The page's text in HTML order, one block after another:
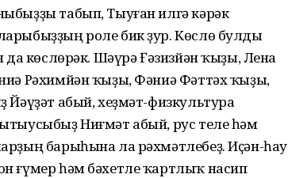
табып, Тыуған илгә кәрәк
роле бик ҙур. Көслө булды
көслөрәк. Шәүрә Ғәзизйән ҡыҙы, Лена
Рәхимйән ҡыҙы, Фәниә Фәттәх ҡыҙы,
абый, хеҙмәт-физкультура
Ниғмәт абый, рус теле һәм
барыһына ла рәхмәтлебеҙ. Иҫән-һау
ғүмер һәм бәхетле ҡартлыҡ насип